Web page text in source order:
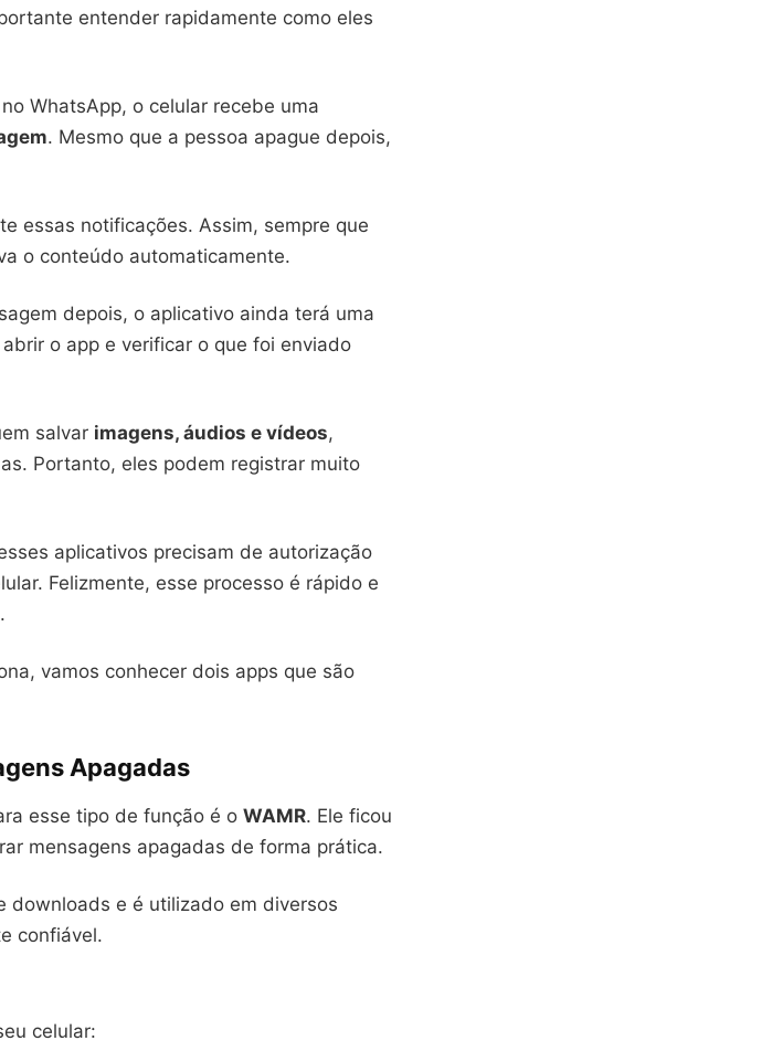
entender rapidamente como eles
WhatsApp, o celular recebe uma
. Mesmo que a pessoa apague depois,
essas notificações. Assim, sempre que
o conteúdo automaticamente.
depois, o aplicativo ainda terá uma
o app e verificar o que foi enviado
salvar imagens, áudios e vídeos,
Portanto, eles podem registrar muito
aplicativos precisam de autorização
Felizmente, esse processo é rápido e
vamos conhecer dois apps que são
Apagadas
esse tipo de função é o WAMR. Ele ficou
mensagens apagadas de forma prática.
downloads e é utilizado em diversos
confiável.
celular: